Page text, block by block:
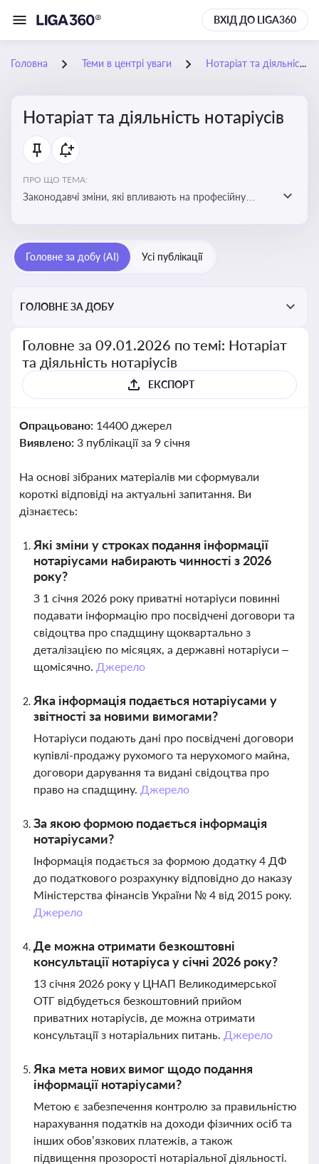
ВХІД ДО LIGA360
Головна Теми в центрі уваги Нотаріат та діяльність нотаріусів
Нотаріат та діяльність нотаріусів
ПРО ЩО ТЕМА:
Законодавчі зміни, які впливають на професійну
Головне за добу (AI) Усі публікації
ГОЛОВНЕ ЗА ДОБУ
Головне за 09.01.2026 по темі: Нотаріат
та діяльність нотаріусів
ЕКСПОРТ
Опрацьовано: 14400 джерел
Виявлено: 3 публікації за 9 січня
На основі зібраних матеріалів ми сформували
короткі відповіді на актуальні запитання. Ви
дізнаєтесь:
Які зміни у строках подання інформації
нотаріусами набирають чинності з 2026
року?
З 1 січня 2026 року приватні нотаріуси повинні
подавати інформацію про посвідчені договори та
свідоцтва про спадщину щоквартально з
деталізацією по місяцях, а державні нотаріуси –
щомісячно. Джерело
Яка інформація подається нотаріусами у
звітності за новими вимогами?
Нотаріуси подають дані про посвідчені договори
купівлі-продажу рухомого та нерухомого майна,
договори дарування та видані свідоцтва про
право на спадщину. Джерело
За якою формою подається інформація
нотаріусами?
Інформація подається за формою додатку 4 ДФ
до податкового розрахунку відповідно до наказу
Міністерства фінансів України № 4 від 2015 року.
Джерело
Де можна отримати безкоштовні
консультації нотаріуса у січні 2026 року?
13 січня 2026 року у ЦНАП Великодимерської
ОТГ відбудеться безкоштовний прийом
приватних нотаріусів, де можна отримати
консультації з нотаріальних питань. Джерело
Яка мета нових вимог щодо подання
інформації нотаріусами?
Метою є забезпечення контролю за правильністю
нарахування податків на доходи фізичних осіб та
інших обов’язкових платежів, а також
підвищення прозорості нотаріальної діяльності.